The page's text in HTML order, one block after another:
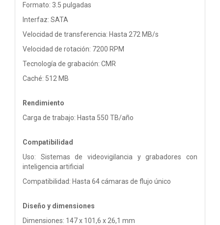
Formato: 3.5 pulgadas
Interfaz: SATA
Velocidad de transferencia: Hasta 272 MB/s
Velocidad de rotación: 7200 RPM
Tecnología de grabación: CMR
Caché: 512 MB
Rendimiento
Carga de trabajo: Hasta 550 TB/año
Compatibilidad
Uso: Sistemas de videovigilancia y grabadores con
inteligencia artificial
Compatibilidad: Hasta 64 cámaras de flujo único
Diseño y dimensiones
Dimensiones: 147 x 101,6 x 26,1 mm